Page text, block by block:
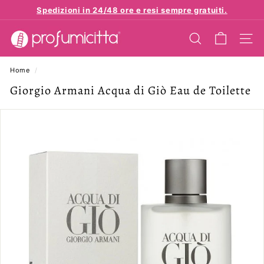
direttamente
contenuti
Metti
presentazione
Spedizioni in 24/48 ore e resi sempre gratuiti.
p
r
o
f
u
m
CERCA
Home /
Giorgio Armani Acqua di Giò Eau de Toilette